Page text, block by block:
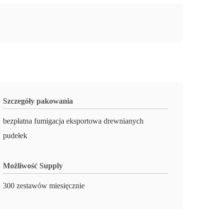
Szczegóły pakowania
bezpłatna fumigacja eksportowa drewnianych
pudełek
Możliwość Supply
300 zestawów miesięcznie